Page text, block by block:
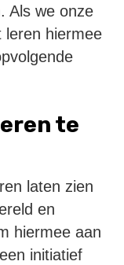
Als we onze
leren hiermee
te
laten zien
en
hiermee aan
initiatief